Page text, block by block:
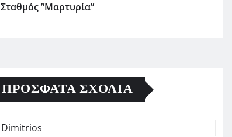
Σταθμός ”Μαρτυρία”
ΠΡΌΣΦΑΤΑ ΣΧΌΛΙΑ
Dimitrios